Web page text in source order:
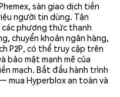
sàn giao dịch tiền
người tin dùng. Tận
phương thức thanh
chuyển khoản ngân hàng,
P2P, có thể truy cập trên
bảo mật mạnh mẽ của
mạch. Bắt đầu hành trình
mua Hyperblox an toàn và